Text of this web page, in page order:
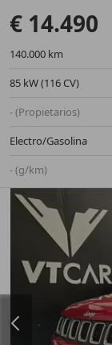
€ 14.490
140.000 km
85 kW (116 CV)
- (Propietarios)
Electro/Gasolina
- (g/km)